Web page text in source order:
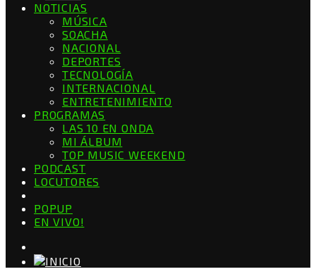
NOTICIAS
MÚSICA
SOACHA
NACIONAL
DEPORTES
TECNOLOGÍA
INTERNACIONAL
ENTRETENIMIENTO
PROGRAMAS
LAS 10 EN ONDA
MI ÁLBUM
TOP MUSIC WEEKEND
PODCAST
LOCUTORES
POPUP
EN VIVO!